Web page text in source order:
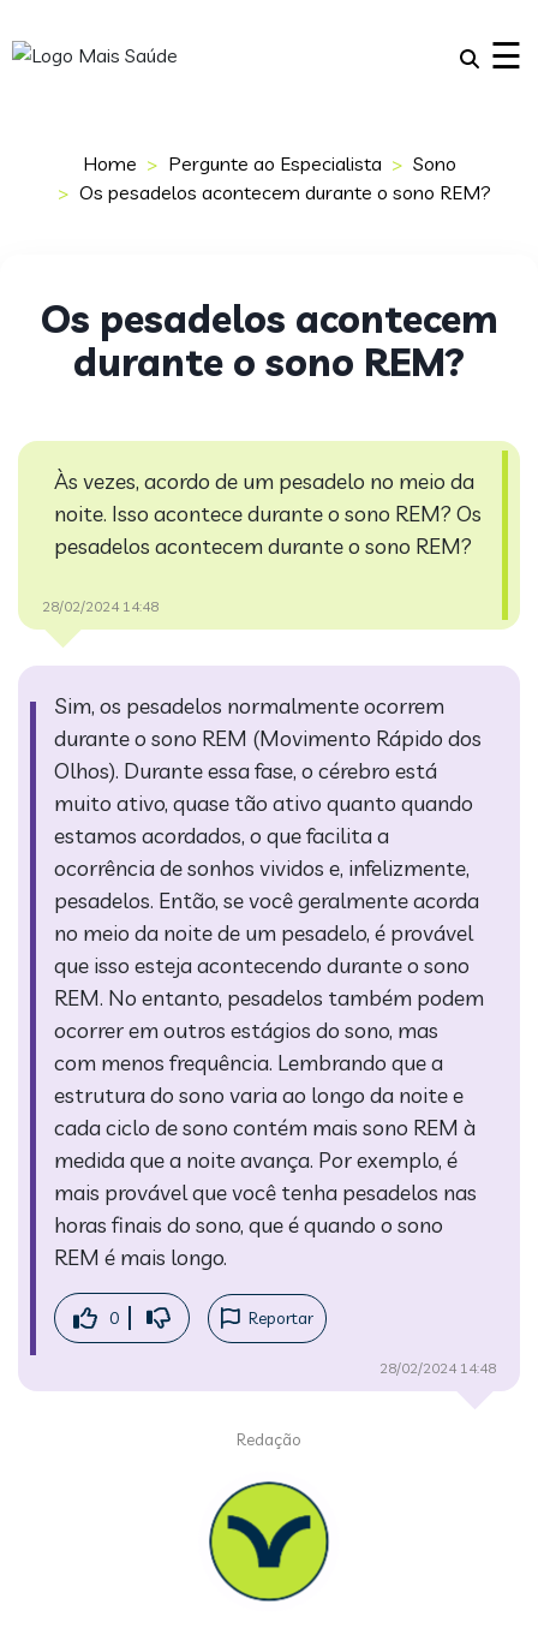
☰
Home Pergunte ao Especialista
Sono
Os pesadelos acontecem durante o sono REM?
Os pesadelos acontecem
durante o sono REM?
Às vezes, acordo de um pesadelo no meio da
noite. Isso acontece durante o sono REM? Os
pesadelos acontecem durante o sono REM?
28/02/2024 14:48
Sim, os pesadelos normalmente ocorrem
durante o sono REM (Movimento Rápido dos
Olhos). Durante essa fase, o cérebro está
muito ativo, quase tão ativo quanto quando
estamos acordados, o que facilita a
ocorrência de sonhos vividos e, infelizmente,
pesadelos. Então, se você geralmente acorda
no meio da noite de um pesadelo, é provável
que isso esteja acontecendo durante o sono
REM. No entanto, pesadelos também podem
ocorrer em outros estágios do sono, mas
com menos frequência. Lembrando que a
estrutura do sono varia ao longo da noite e
cada ciclo de sono contém mais sono REM à
medida que a noite avança. Por exemplo, é
mais provável que você tenha pesadelos nas
horas finais do sono, que é quando o sono
REM é mais longo.
0 Reportar
28/02/2024 14:48
Redação